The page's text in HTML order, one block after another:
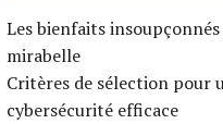
Les bienfaits
mirabelle
Critères de sélection pour
cybersécurité efficace